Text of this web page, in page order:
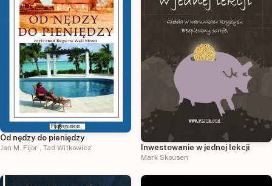
Od nędzy do pieniędzy
Jan M. Fijor , Tad Witkowicz Inwestowanie w jednej lekcji
Mark Skousen